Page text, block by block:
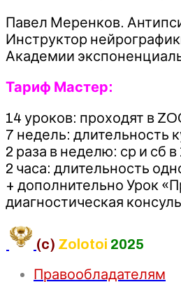
Павел Меренков.
Инструктор
Академии
Тариф Мастер:
14 уроков: проходят в
7 недель: длительность
2 раза в неделю: ср и сб
2 часа: длительность
+ дополнительно Урок
диагностическая
(c) Zolotoi 2025
Правообладателям